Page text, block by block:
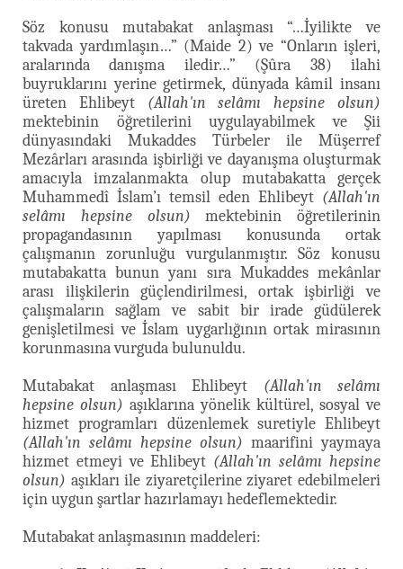
Söz konusu mutabakat anlaşması “…İyilikte ve
takvada yardımlaşın…” (Maide 2) ve “Onların işleri,
aralarında danışma iledir…” (Şûra 38) ilahi
buyruklarını yerine getirmek, dünyada kâmil insanı
üreten Ehlibeyt (Allah'ın selâmı hepsine olsun)
mektebinin öğretilerini uygulayabilmek ve Şii
dünyasındaki Mukaddes Türbeler ile Müşerref
Mezârları arasında işbirliği ve dayanışma oluşturmak
amacıyla imzalanmakta olup mutabakatta gerçek
Muhammedî İslam’ı temsil eden Ehlibeyt (Allah'ın
selâmı hepsine olsun) mektebinin öğretilerinin
propagandasının yapılması konusunda ortak
çalışmanın zorunluğu vurgulanmıştır. Söz konusu
mutabakatta bunun yanı sıra Mukaddes mekânlar
arası ilişkilerin güçlendirilmesi, ortak işbirliği ve
çalışmaların sağlam ve sabit bir irade güdülerek
genişletilmesi ve İslam uygarlığının ortak mirasının
korunmasına vurguda bulunuldu.
Mutabakat anlaşması Ehlibeyt (Allah'ın selâmı
hepsine olsun) aşıklarına yönelik kültürel, sosyal ve
hizmet programları düzenlemek suretiyle Ehlibeyt
(Allah'ın selâmı hepsine olsun) maarifini yaymaya
hizmet etmeyi ve Ehlibeyt (Allah'ın selâmı hepsine
olsun) aşıkları ile ziyaretçilerine ziyaret edebilmeleri
için uygun şartlar hazırlamayı hedeflemektedir.
Mutabakat anlaşmasının maddeleri: